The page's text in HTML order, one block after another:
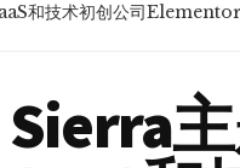
和技术初创公司
Sierra